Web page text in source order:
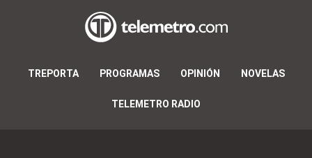
TREPORTA PROGRAMAS OPINIÓN NOVELAS
TELEMETRO RADIO